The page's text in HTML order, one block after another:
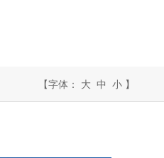
【字体： 大 中 小 】